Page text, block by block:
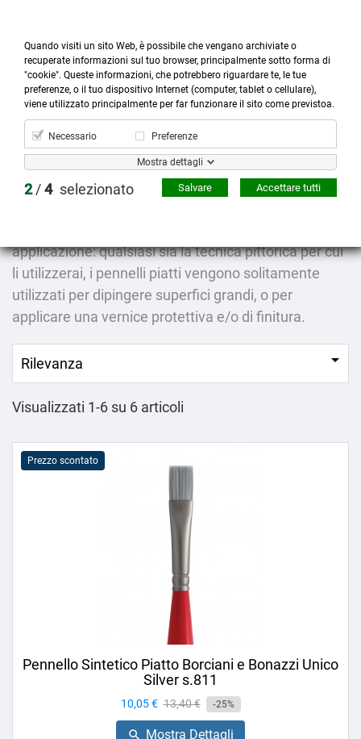

Prodotti

Account

Cerca
more_horiz
Menù
shopping_cart
Pennelli piatti
applicazione: qualsiasi sia la tecnica pittorica per cui
li utilizzerai, i pennelli piatti vengono solitamente
utilizzati per dipingere superfici grandi, o per
applicare una vernice protettiva e/o di finitura.
Rilevanza 
Visualizzati 1-6 su 6 articoli
Prezzo scontato
Pennello Sintetico Piatto Borciani e Bonazzi Unico
Silver s.811
Prezzo
10,05 € Prezzo
base
13,40 € -25%
 Mostra Dettagli
Quando visiti un sito Web, è possibile che vengano archiviate o
recuperate informazioni sul tuo browser, principalmente sotto forma di
"cookie". Queste informazioni, che potrebbero riguardare te, le tue
preferenze, o il tuo dispositivo Internet (computer, tablet o cellulare),
viene utilizzato principalmente per far funzionare il sito come previstoa.
Necessario Preferenze
Mostra dettagli
2/4 selezionato Accettare tutti
Salvare